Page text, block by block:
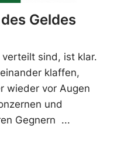
Geldes
sind, ist klar.
klaffen,
wieder vor Augen
und
Gegnern